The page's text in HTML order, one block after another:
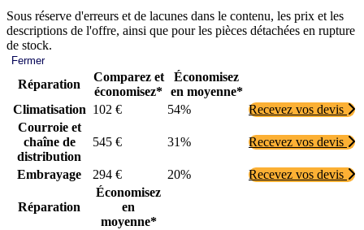
Sous réserve d'erreurs et de lacunes dans le contenu, les prix et les
descriptions de l'offre, ainsi que pour les pièces détachées en rupture
de stock.
Fermer
Réparation
Comparez et
économisez*
Économisez
en moyenne*
Climatisation 102 € 54%
Recevez vos devis
Courroie et
chaîne de
distribution
545 € 31% Recevez vos devis
Embrayage 294 € 20% Recevez vos devis
Réparation
Économisez
en
moyenne*